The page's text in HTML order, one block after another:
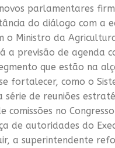
parlamentares
do diálogo com a
o Ministro da
a previsão de agenda
que estão na
fortalecer, como o
série de reuniões
no
de autoridades do
a superintendente